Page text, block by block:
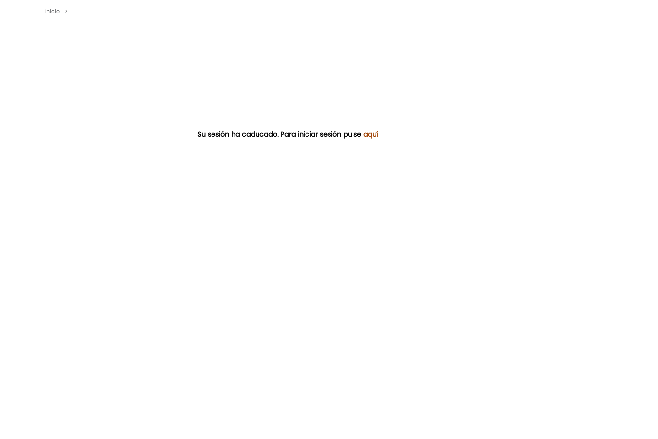
Inicio >
Su sesión ha caducado. Para iniciar sesión pulse aquí